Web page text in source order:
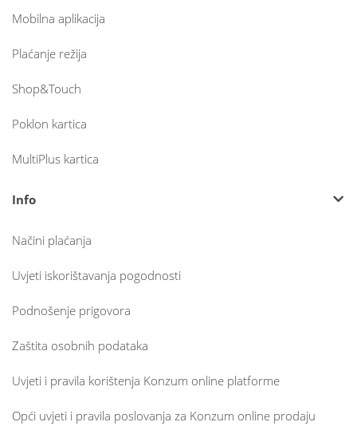
Mobilna aplikacija
Plaćanje režija
Shop&Touch
Poklon kartica
MultiPlus kartica
Info
Načini plaćanja
Uvjeti iskorištavanja pogodnosti
Podnošenje prigovora
Zaštita osobnih podataka
Uvjeti i pravila korištenja Konzum online platforme
Opći uvjeti i pravila poslovanja za Konzum online prodaju